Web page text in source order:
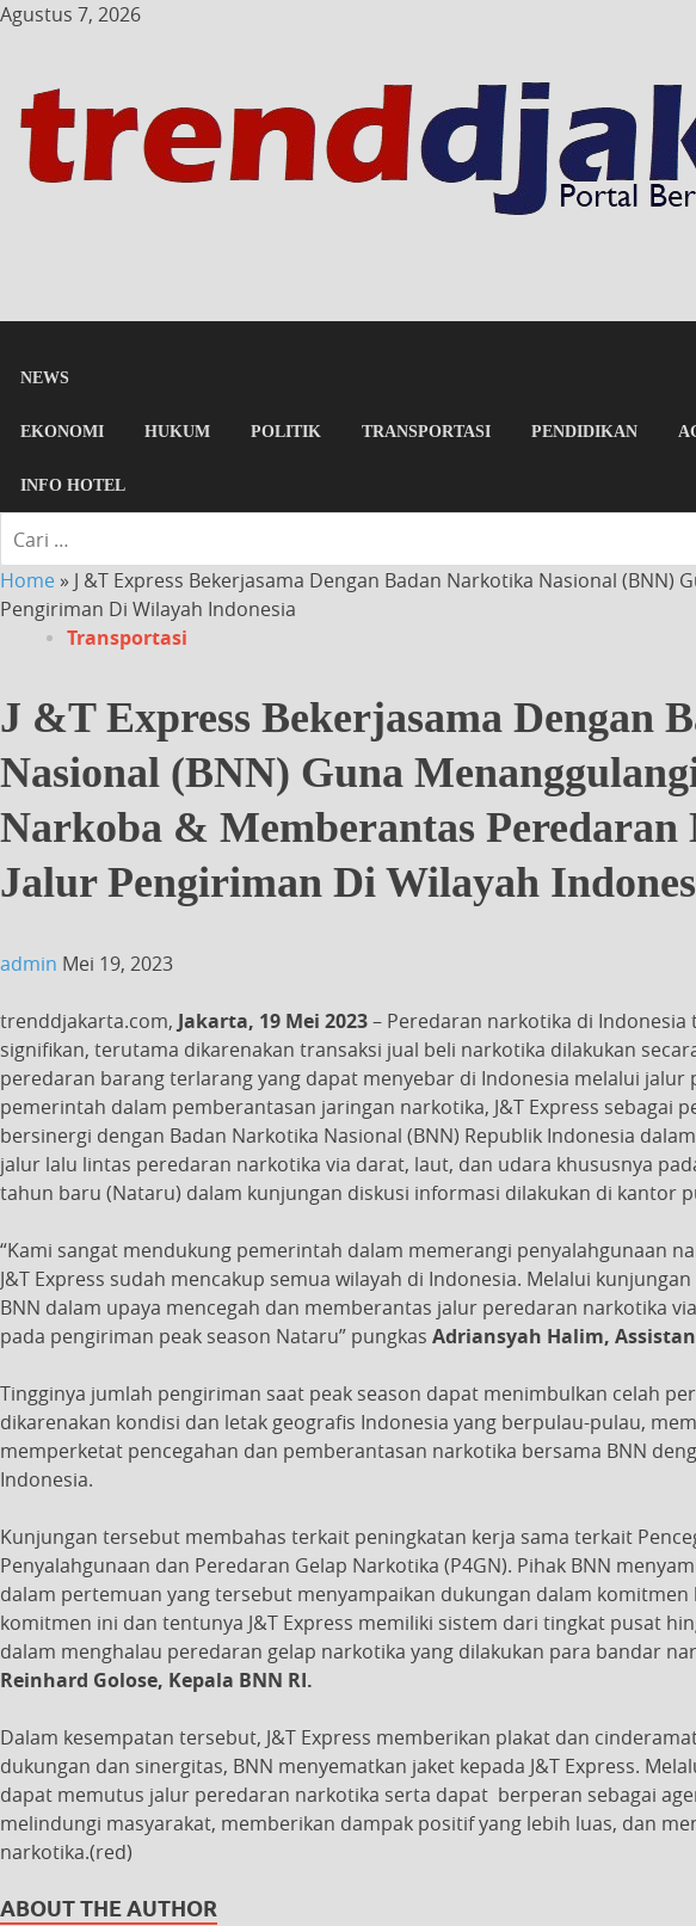
Agustus 7, 2026
NEWS
EKONOMI HUKUM POLITIK TRANSPORTASI PENDIDIKAN
INFO HOTEL
Home » J &T Express Bekerjasama Dengan Badan Narkotika Nasional
Pengiriman Di Wilayah Indonesia
Transportasi
J &T Express Bekerjasama Dengan
Nasional (BNN) Guna
Narkoba & Memberantas
Jalur Pengiriman Di Wilayah
admin Mei 19, 2023
trenddjakarta.com, Jakarta, 19 Mei 2023– Peredaran narkotika di
signifikan, terutama dikarenakan transaksi jual beli narkotika dilakukan
peredaran barang terlarang yang dapat menyebar di Indonesia melalui
pemerintah dalam pemberantasan jaringan narkotika, J&T Express sebagai
bersinergi dengan Badan Narkotika Nasional (BNN) Republik Indonesia
jalur lalu lintas peredaran narkotika via darat, laut, dan udara khususnya
tahun baru (Nataru) dalam kunjungan diskusi informasi dilakukan di kantor
“Kami sangat mendukung pemerintah dalam memerangi penyalahgunaan
J&T Express sudah mencakup semua wilayah di Indonesia. Melalui
BNN dalam upaya mencegah dan memberantas jalur peredaran narkotika
pada pengiriman peak season Nataru” pungkas Adriansyah Halim, Assistant
Tingginya jumlah pengiriman saat peak season dapat menimbulkan celah
dikarenakan kondisi dan letak geografis Indonesia yang berpulau-pulau,
memperketat pencegahan dan pemberantasan narkotika bersama BNN
Indonesia.
Kunjungan tersebut membahas terkait peningkatan kerja sama terkait
Penyalahgunaan dan Peredaran Gelap Narkotika (P4GN). Pihak BNN
dalam pertemuan yang tersebut menyampaikan dukungan dalam komitmen
komitmen ini dan tentunya J&T Express memiliki sistem dari tingkat pusat
dalam menghalau peredaran gelap narkotika yang dilakukan para bandar
Reinhard Golose, Kepala BNN RI.
Dalam kesempatan tersebut, J&T Express memberikan plakat dan
dukungan dan sinergitas, BNN menyematkan jaket kepada J&T Express.
dapat memutus jalur peredaran narkotika serta dapat berperan sebagai
melindungi masyarakat, memberikan dampak positif yang lebih luas, dan
narkotika.(red)
ABOUT THE AUTHOR